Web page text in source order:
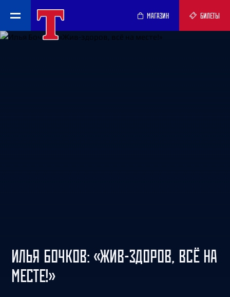
МАГАЗИН БИЛЕТЫ
ИЛЬЯ БОЧКОВ: «ЖИВ-ЗДОРОВ, ВСЁ НА
МЕСТЕ!»